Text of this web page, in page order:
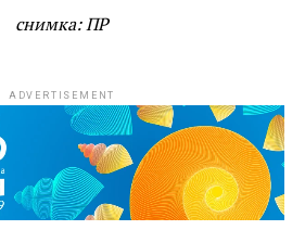
снимка: ПР
ADVERTISEMENT